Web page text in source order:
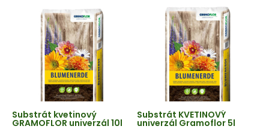
Substrát kvetinový
GRAMOFLOR univerzál 10l
Substrát KVETINOVÝ
univerzál Gramoflor 5l